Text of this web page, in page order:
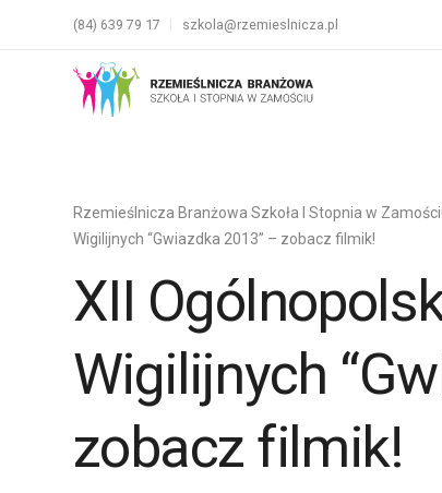
(84) 639 79 17 szkola@rzemieslnicza.pl
Rzemieślnicza Branżowa Szkoła I Stopnia w
Wigilijnych “Gwiazdka 2013” – zobacz filmik!
XII
Wigilijnych
zobacz filmik!